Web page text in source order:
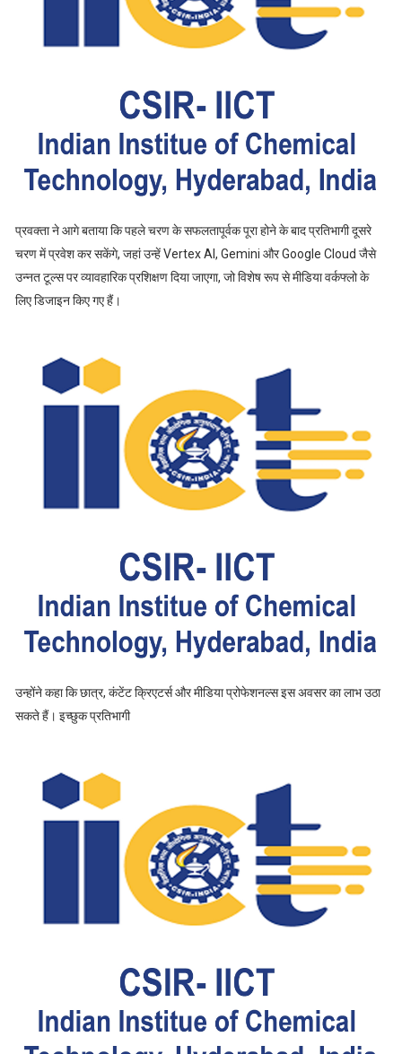
प्रवक्ता ने आगे बताया कि पहले चरण के सफलतापूर्वक पूरा होने के बाद प्रतिभागी दूसरे
चरण में प्रवेश कर सकेंगे, जहां उन्हें Vertex AI, Gemini और Google Cloud जैसे
उन्नत टूल्स पर व्यावहारिक प्रशिक्षण दिया जाएगा, जो विशेष रूप से मीडिया वर्कफ्लो के
लिए डिजाइन किए गए हैं।
उन्होंने कहा कि छात्र, कंटेंट क्रिएटर्स और मीडिया प्रोफेशनल्स इस अवसर का लाभ उठा
सकते हैं। इच्छुक प्रतिभागी